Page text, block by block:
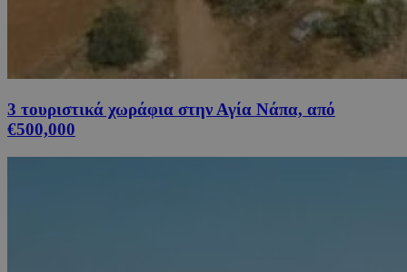
3 τουριστικά χωράφια στην Αγία Νάπα, από
€500,000